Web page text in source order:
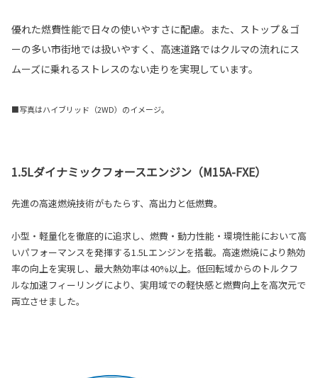
優れた燃費性能で日々の使いやすさに配慮。また、ストップ＆ゴ
ーの多い市街地では扱いやすく、高速道路ではクルマの流れにス
ムーズに乗れるストレスのない走りを実現しています。
■写真はハイブリッド（2WD）のイメージ。
1.5Lダイナミックフォースエンジン（M15A-FXE）
先進の高速燃焼技術がもたらす、高出力と低燃費。
小型・軽量化を徹底的に追求し、燃費・動力性能・環境性能において高
いパフォーマンスを発揮する1.5Lエンジンを搭載。高速燃焼により熱効
率の向上を実現し、最大熱効率は40%以上。低回転域からのトルクフ
ルな加速フィーリングにより、実用域での軽快感と燃費向上を高次元で
両立させました。